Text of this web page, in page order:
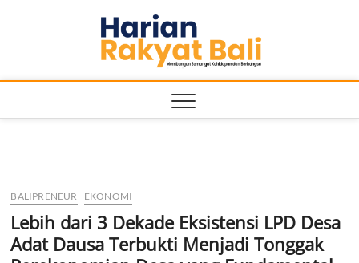
BERBANGSA
BALIPRENEUR EKONOMI
Lebih dari 3 Dekade Eksistensi LPD Desa
Adat Dausa Terbukti Menjadi Tonggak